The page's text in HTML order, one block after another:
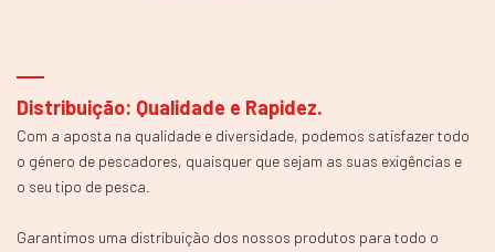
de transação sem complicações. A
segurança também é uma
prioridade, com tecnologia de
Distribuição: Qualidade e Rapidez.
Com a aposta na qualidade e diversidade, podemos satisfazer todo
o género de pescadores, quaisquer que sejam as suas exigências e
o seu tipo de pesca.
Garantimos uma distribuição dos nossos produtos para todo o